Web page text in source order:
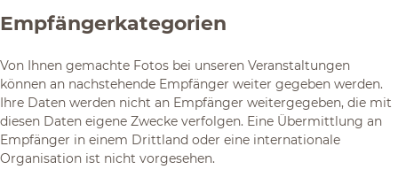
Empfängerkategorien
Von Ihnen gemachte Fotos bei unseren Veranstaltungen
können an nachstehende Empfänger weiter gegeben werden.
Ihre Daten werden nicht an Empfänger weitergegeben, die mit
diesen Daten eigene Zwecke verfolgen. Eine Übermittlung an
Empfänger in einem Drittland oder eine internationale
Organisation ist nicht vorgesehen.